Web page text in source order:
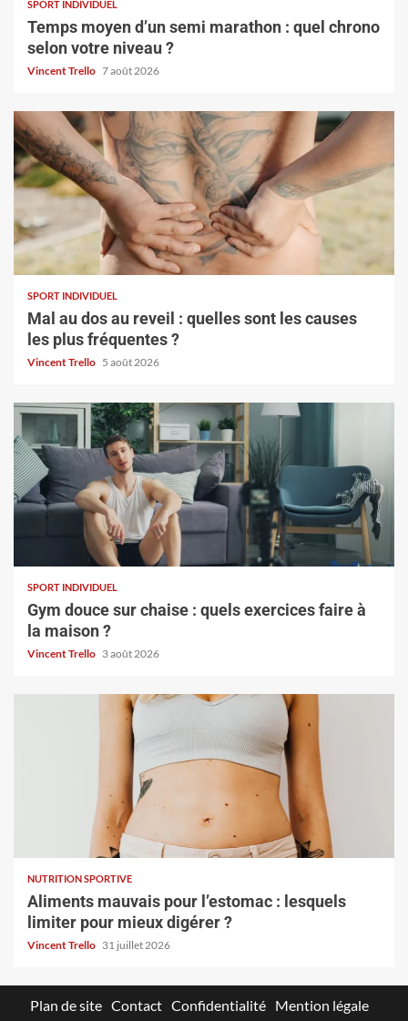
SPORT INDIVIDUEL
Temps moyen d’un semi marathon : quel chrono
selon votre niveau ?
Vincent Trello 7 août 2026
SPORT INDIVIDUEL
Mal au dos au reveil : quelles sont les causes
les plus fréquentes ?
Vincent Trello 5 août 2026
SPORT INDIVIDUEL
Gym douce sur chaise : quels exercices faire à
la maison ?
Vincent Trello 3 août 2026
NUTRITION SPORTIVE
Aliments mauvais pour l’estomac : lesquels
limiter pour mieux digérer ?
Vincent Trello 31 juillet 2026
Plan de site Contact Confidentialité Mention légale